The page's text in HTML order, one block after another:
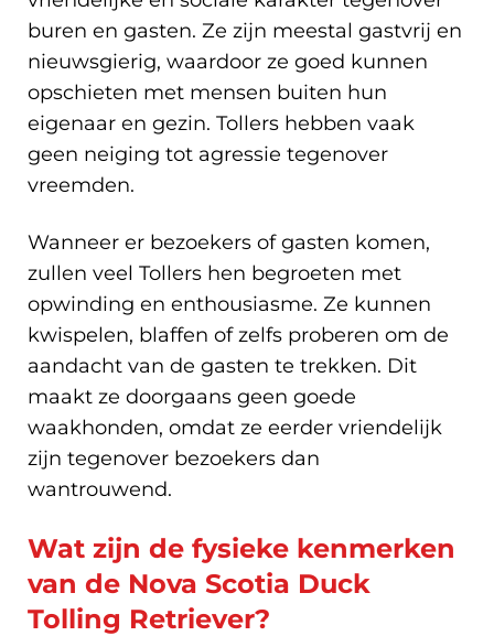
buren en gasten. Ze zijn meestal gastvrij en
nieuwsgierig, waardoor ze goed kunnen
opschieten met mensen buiten hun
eigenaar en gezin. Tollers hebben vaak
geen neiging tot agressie tegenover
vreemden.
Wanneer er bezoekers of gasten komen,
zullen veel Tollers hen begroeten met
opwinding en enthousiasme. Ze kunnen
kwispelen, blaffen of zelfs proberen om de
aandacht van de gasten te trekken. Dit
maakt ze doorgaans geen goede
waakhonden, omdat ze eerder vriendelijk
zijn tegenover bezoekers dan
wantrouwend.
Wat zijn de fysieke kenmerken
van de Nova Scotia Duck
Tolling Retriever?